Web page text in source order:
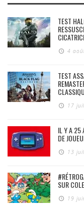
TEST
4
TEST
17
IL Y A 25
DE
13
SUR
19